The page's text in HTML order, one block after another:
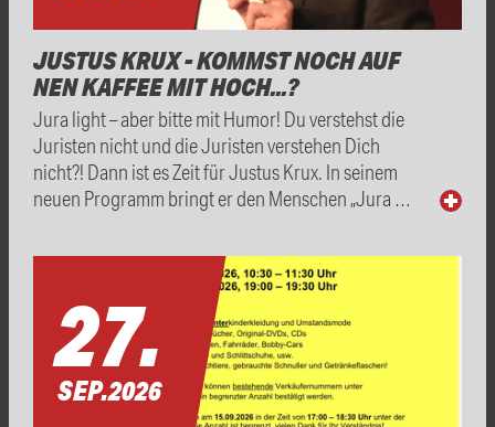
JUSTUS KRUX - KOMMST NOCH AUF
NEN KAFFEE MIT HOCH...?
Jura light – aber bitte mit Humor! Du verstehst die
Juristen nicht und die Juristen verstehen Dich
nicht?! Dann ist es Zeit für Justus Krux. In seinem
neuen Programm bringt er den Menschen „Jura …
27.
SEP.2026